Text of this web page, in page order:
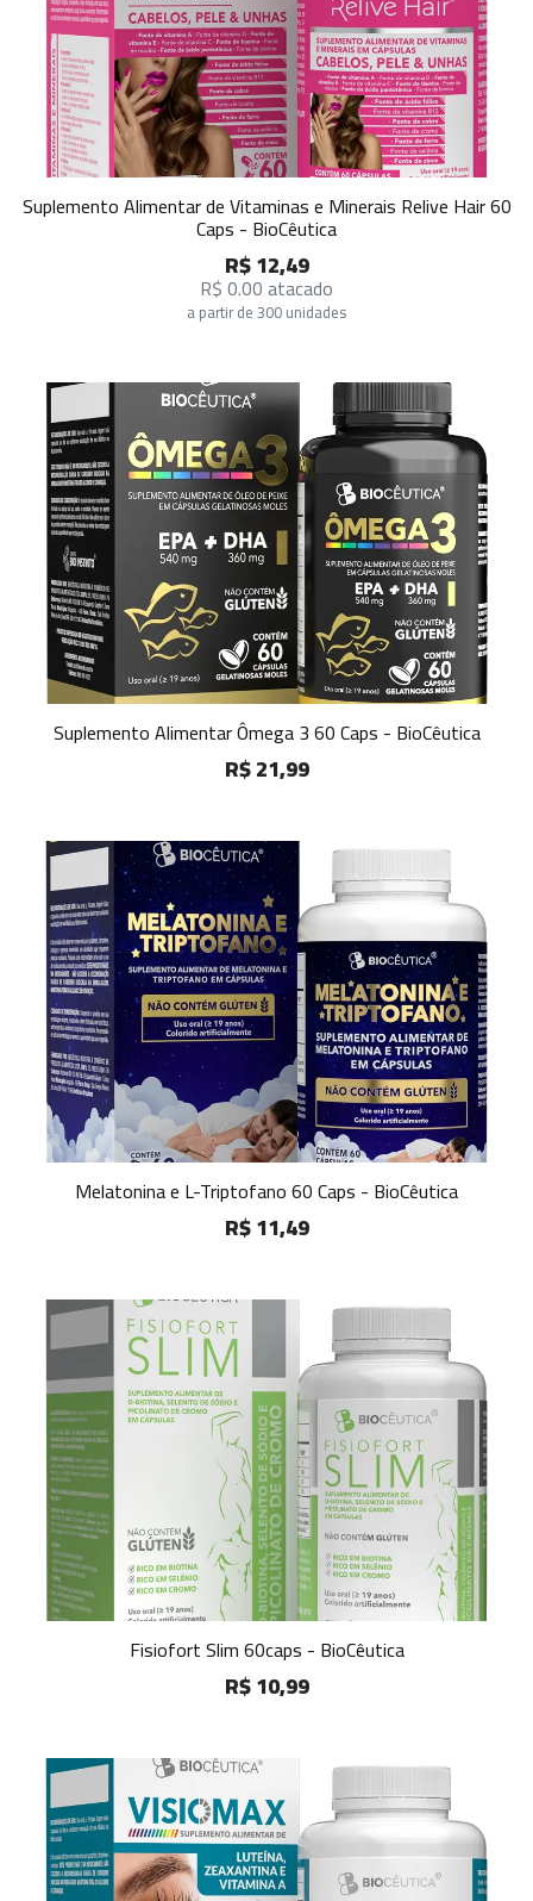
Suplemento Alimentar de Vitaminas e Minerais Relive Hair 60
Caps - BioCêutica
R$ 12,49
R$ 0.00 atacado
a partir de 300 unidades
Suplemento Alimentar Ômega 3 60 Caps - BioCêutica
R$ 21,99
Melatonina e L-Triptofano 60 Caps - BioCêutica
R$ 11,49
Fisiofort Slim 60caps - BioCêutica
R$ 10,99